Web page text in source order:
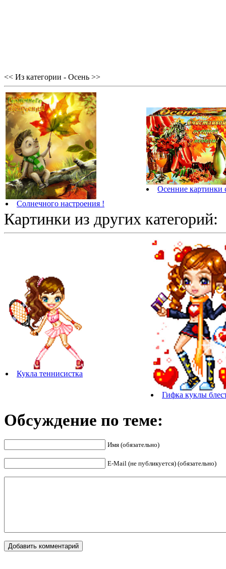
<< Из категории - Осень >>
Солнечного настроения !
Осенние картинки
Картинки из других категорий:
Кукла теннисистка
Гифка куклы
Обсуждение по теме:
Имя (обязательно)
E-Mail (не публикуется) (обязательно)